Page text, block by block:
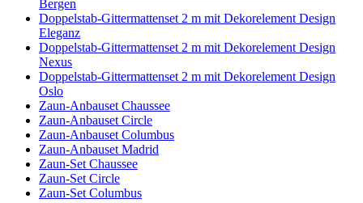
Bergen
Doppelstab-Gittermattenset 2 m mit Dekorelement Design
Eleganz
Doppelstab-Gittermattenset 2 m mit Dekorelement Design
Nexus
Doppelstab-Gittermattenset 2 m mit Dekorelement Design
Oslo
Zaun-Anbauset Chaussee
Zaun-Anbauset Circle
Zaun-Anbauset Columbus
Zaun-Anbauset Madrid
Zaun-Set Chaussee
Zaun-Set Circle
Zaun-Set Columbus